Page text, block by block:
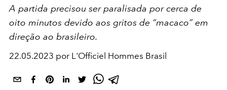
A partida precisou ser paralisada por cerca de
oito minutos devido aos gritos de “macaco” em
direção ao brasileiro.
22.05.2023 por L'Officiel Hommes Brasil